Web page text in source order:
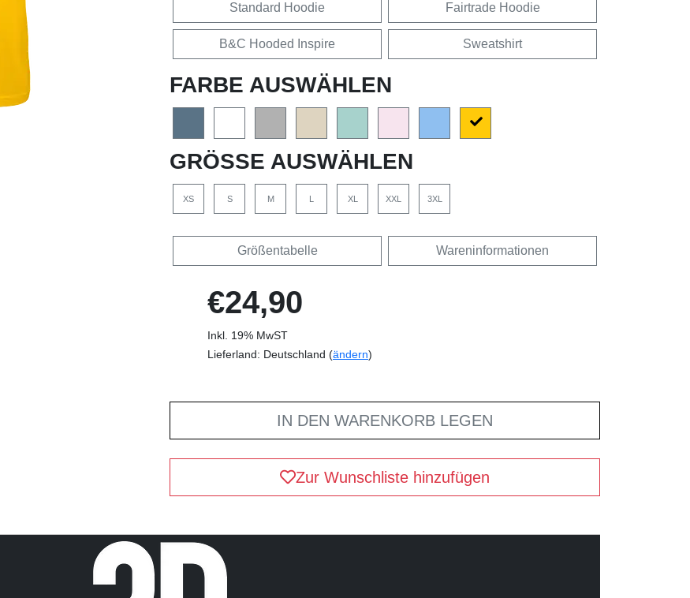
Standard Hoodie Fairtrade Hoodie
B&C Hooded Inspire Sweatshirt
FARBE AUSWÄHLEN
GRÖSSE AUSWÄHLEN
XS S M XL XXL 3XL
Größentabelle Wareninformationen
€24,90
Inkl. 19% MwST
Lieferland: Deutschland (ändern)
IN DEN WARENKORB LEGEN
Zur Wunschliste hinzufügen